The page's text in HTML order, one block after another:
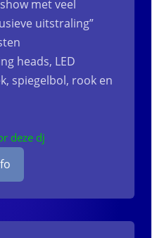
met veel
uitstraling”
heads, LED
spiegelbol, rook en
deze dj